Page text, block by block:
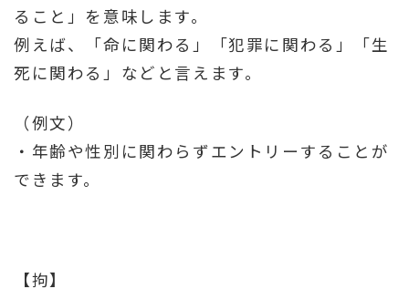
ること」を意味します。
例えば、「命に関わる」「犯罪に関わる」「生
死に関わる」などと言えます。
（例文）
・年齢や性別に関わらずエントリーすることが
できます。
【拘】